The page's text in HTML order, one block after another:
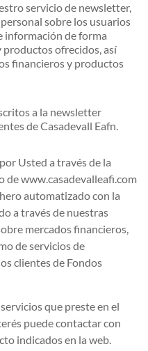
servicio de newsletter,
sobre los usuarios
información de forma
ofrecidos, así
financieros y productos
a la newsletter
de Casadevall Eafn.
Usted a través de la
de www.casadevalleafi.com
automatizado con la
a través de nuestras
mercados financieros,
de servicios de
clientes de Fondos
que preste en el
puede contactar con
indicados en la web.